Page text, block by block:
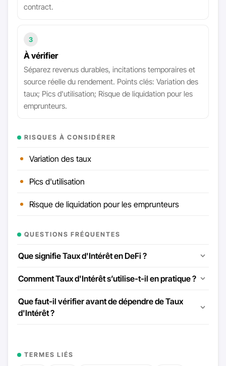
contract.
3
À vérifier
Séparez revenus durables, incitations temporaires et
source réelle du rendement. Points clés: Variation des
taux; Pics d'utilisation; Risque de liquidation pour les
emprunteurs.
RISQUES À CONSIDÉRER
Variation des taux
Pics d'utilisation
Risque de liquidation pour les emprunteurs
QUESTIONS FRÉQUENTES
Que signifie Taux d'Intérêt en DeFi ?
Comment Taux d'Intérêt s’utilise-t-il en pratique ?
Que faut-il vérifier avant de dépendre de Taux
d'Intérêt ?
TERMES LIÉS